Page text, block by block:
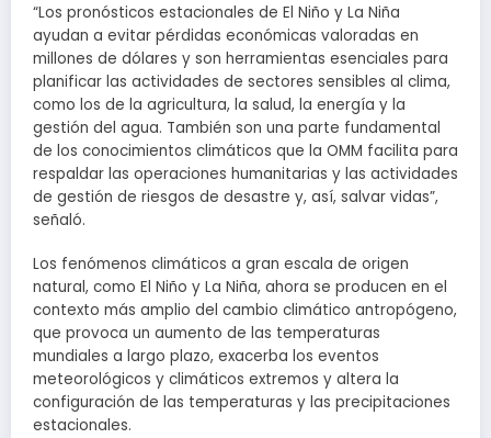
“Los pronósticos estacionales de El Niño y La Niña
ayudan a evitar pérdidas económicas valoradas en
millones de dólares y son herramientas esenciales para
planificar las actividades de sectores sensibles al clima,
como los de la agricultura, la salud, la energía y la
gestión del agua. También son una parte fundamental
de los conocimientos climáticos que la OMM facilita para
respaldar las operaciones humanitarias y las actividades
de gestión de riesgos de desastre y, así, salvar vidas”,
señaló.
Los fenómenos climáticos a gran escala de origen
natural, como El Niño y La Niña, ahora se producen en el
contexto más amplio del cambio climático antropógeno,
que provoca un aumento de las temperaturas
mundiales a largo plazo, exacerba los eventos
meteorológicos y climáticos extremos y altera la
configuración de las temperaturas y las precipitaciones
estacionales.